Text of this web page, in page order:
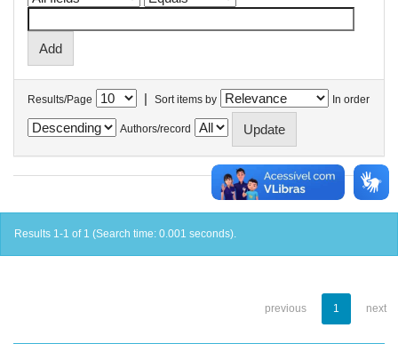
Results/Page | Sort items by In order
Authors/record
Results 1-1 of 1 (Search time: 0.001 seconds).
previous 1 next